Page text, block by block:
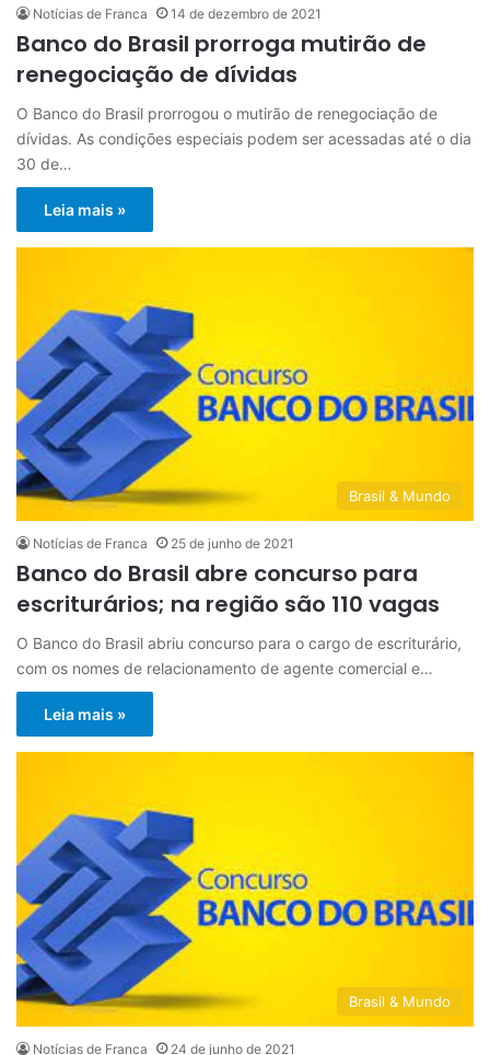
Notícias de Franca 14 de dezembro de 2021
Banco do Brasil prorroga mutirão de
renegociação de dívidas
O Banco do Brasil prorrogou o mutirão de renegociação de
dívidas. As condições especiais podem ser acessadas até o dia
30 de…
Leia mais »
Brasil & Mundo
Notícias de Franca 25 de junho de 2021
Banco do Brasil abre concurso para
escriturários; na região são 110 vagas
O Banco do Brasil abriu concurso para o cargo de escriturário,
com os nomes de relacionamento de agente comercial e…
Leia mais »
Brasil & Mundo
Notícias de Franca 24 de junho de 2021